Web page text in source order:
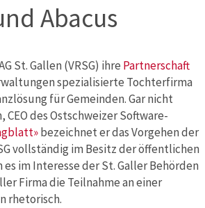
Abacus
St. Gallen (VRSG) ihre Partnerschaft
spezialisierte Tochterfirma
für Gemeinden. Gar nicht
des Ostschweizer Software-
bezeichnet er das Vorgehen der
vollständig im Besitz der öffentlichen
im Interesse der St. Galler Behörden
Firma die Teilnahme an einer
rhetorisch.